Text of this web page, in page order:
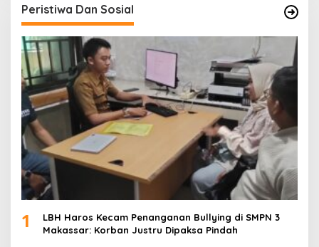
Peristiwa Dan Sosial
1
LBH Haros Kecam Penanganan Bullying di SMPN 3
Makassar: Korban Justru Dipaksa Pindah